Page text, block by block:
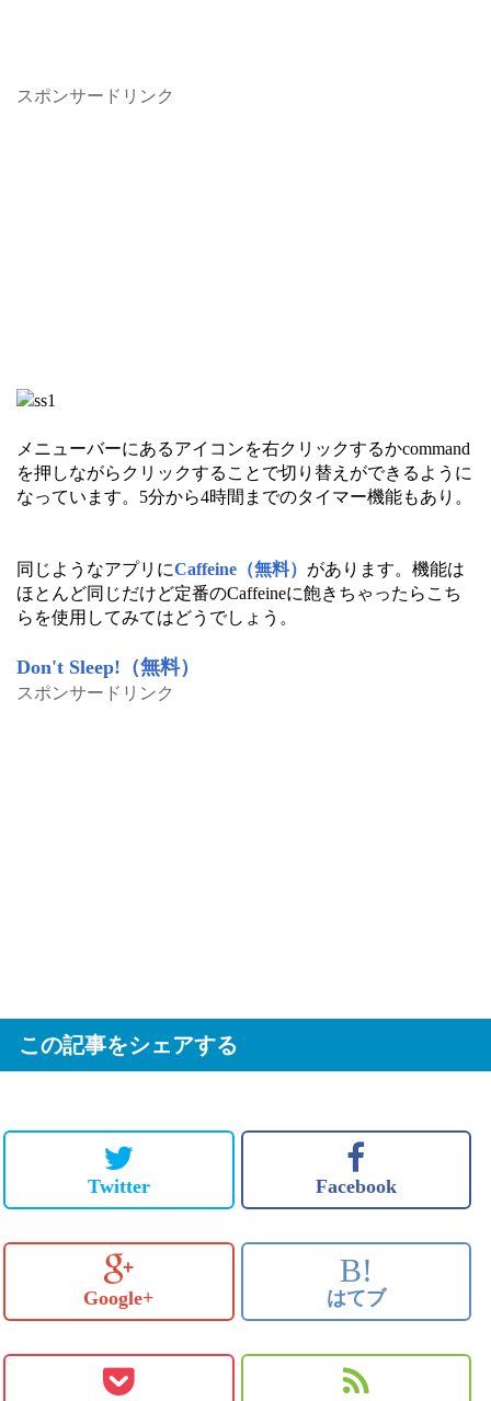
スポンサードリンク
メニューバーにあるアイコンを右クリックするかcommand
を押しながらクリックすることで切り替えができるように
なっています。5分から4時間までのタイマー機能もあり。
同じようなアプリにCaffeine（無料） があります。機能は
ほとんど同じだけど定番のCaffeineに飽きちゃったらこち
らを使用してみてはどうでしょう。
Don't Sleep!（無料）
スポンサードリンク
この記事をシェアする
Twitter Facebook
Google+
B!
はてブ